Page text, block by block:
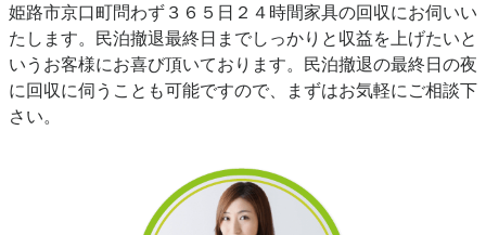
姫路市京口町問わず３６５日２４時間家具の回収にお伺いい
たします。民泊撤退最終日までしっかりと収益を上げたいと
いうお客様にお喜び頂いております。民泊撤退の最終日の夜
に回収に伺うことも可能ですので、まずはお気軽にご相談下
さい。